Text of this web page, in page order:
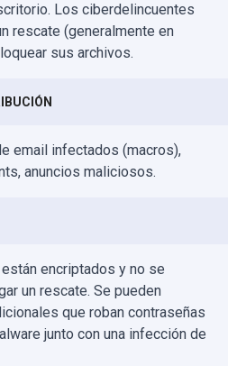
Los ciberdelincuentes
rescate (generalmente en
sus archivos.
email infectados (macros),
anuncios maliciosos.
encriptados y no se
un rescate. Se pueden
que roban contraseñas
junto con una infección de